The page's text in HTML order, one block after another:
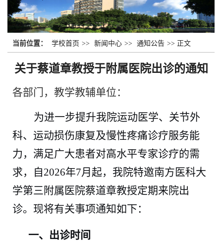
当前位置： 学校首页 >> 新闻中心 >> 通知公告 >> 正文
关于蔡道章教授于附属医院出诊的通知
各部门，教学教辅单位：
为进一步提升我院运动医学、关节外
科、运动损伤康复及慢性疼痛诊疗服务能
力，满足广大患者对高水平专家诊疗的需
求，自2026年7月起，我院特邀南方医科大
学第三附属医院蔡道章教授定期来院出
诊。现将有关事项通知如下：
一、出诊时间